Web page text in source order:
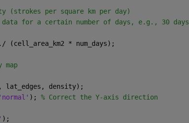
(strokes per square km per day)
data for a certain number of days, e.g., 30 days
(cell_area_km2 * num_days);
lat_edges, density);
'normal' ); % Correct the Y-axis direction
);